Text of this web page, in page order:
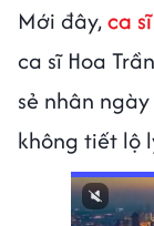
Mới đây,ca
ca sĩ Hoa
sẻ nhân
không tiết lộ